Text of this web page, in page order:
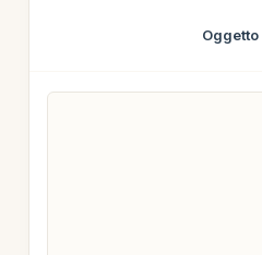
Oggetto